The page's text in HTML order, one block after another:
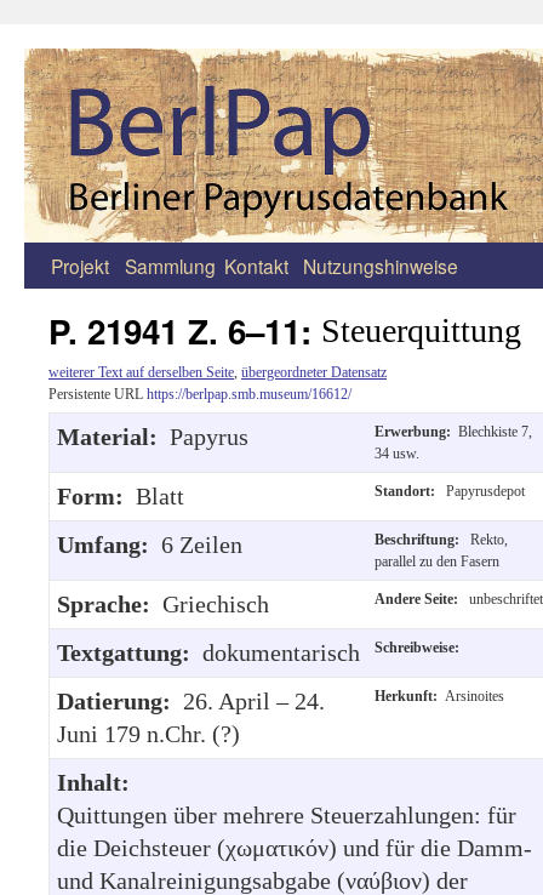
Zum
Projekt Sammlung Kontakt Nutzungshinweise
P. 21941 Z. 6–11: Steuerquittung
weiterer Text auf derselben Seite übergeordneter Datensatz
Persistente URL https://berlpap.smb.museum/16612/
Material: Papyrus Erwerbung: Blechkiste 7,
34 usw.
Form: Blatt Standort: Papyrusdepot
Umfang: 6 Zeilen Beschriftung:
Rekto,
parallel zu den Fasern
Sprache: Griechisch Andere Seite: unbeschriftet
Textgattung: dokumentarisch Schreibweise:
Datierung: 26. April – 24.
Juni 179 n.Chr. (?)
Herkunft: Arsinoites
Inhalt:
Quittungen über mehrere Steuerzahlungen: für
die Deichsteuer (χωματικόν) und für die Damm-
und Kanalreinigungsabgabe (ναύβιον) der